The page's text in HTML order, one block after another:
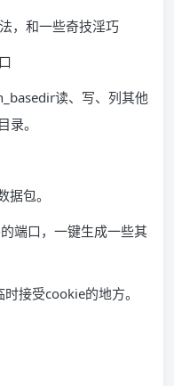
，和一些奇技淫巧
读、写、列其他
。
包。
端口，一键生成一些其
接受cookie的地方。